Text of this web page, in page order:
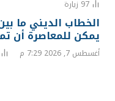
97 زيارة
الخطاب الديني ما
يمكن للمعاصرة أن
أغسطس 7, 2026 7:29 م